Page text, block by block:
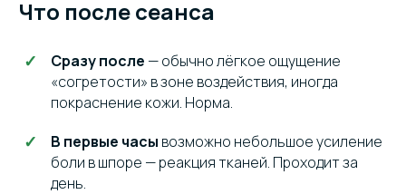
Что после сеанса
Сразу после — обычно лёгкое ощущение
«согретости» в зоне воздействия, иногда
покраснение кожи. Норма.
В первые часы возможно небольшое усиление
боли в шпоре — реакция тканей. Проходит за
день.